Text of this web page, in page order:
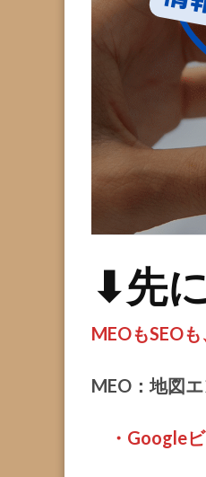
⬇先
MEOもSEO
MEO：地図
・Googleビ